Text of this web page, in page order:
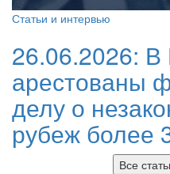
Статьи и интервью
26.06.2026: В
арестованы
делу о
рубеж более
Все